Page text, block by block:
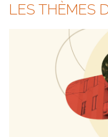
LES THÈMES